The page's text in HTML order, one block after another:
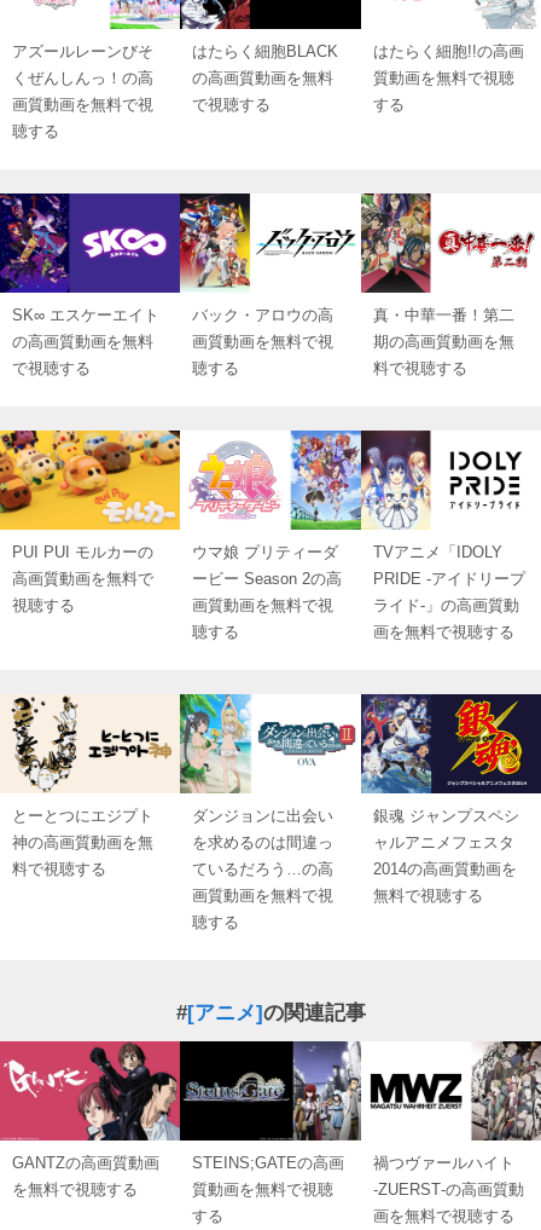
アズールレーンびそ
くぜんしんっ！の高
画質動画を無料で視
聴する
はたらく細胞BLACK
の高画質動画を無料
で視聴する
はたらく細胞!!の高画
質動画を無料で視聴
する
SK∞ エスケーエイト
の高画質動画を無料
で視聴する
バック・アロウの高
画質動画を無料で視
聴する
真・中華一番！第二
期の高画質動画を無
料で視聴する
PUI PUI モルカーの
高画質動画を無料で
視聴する
ウマ娘 プリティーダ
ービー Season 2の高
画質動画を無料で視
聴する
TVアニメ「IDOLY
PRIDE -アイドリープ
ライド-」の高画質動
画を無料で視聴する
とーとつにエジプト
神の高画質動画を無
料で視聴する
ダンジョンに出会い
を求めるのは間違っ
ているだろう…の高
画質動画を無料で視
聴する
銀魂 ジャンプスペシ
ャルアニメフェスタ
2014の高画質動画を
無料で視聴する
#[アニメ]の関連記事
GANTZの高画質動画
を無料で視聴する
STEINS;GATEの高画
質動画を無料で視聴
する
禍つヴァールハイト
‐ZUERST‐の高画質動
画を無料で視聴する